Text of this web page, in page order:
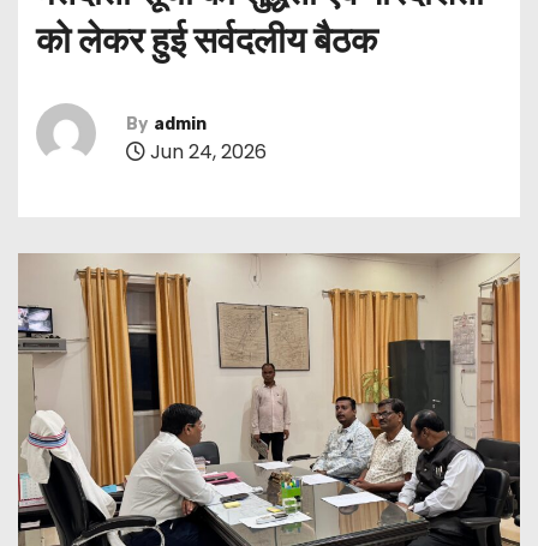
को लेकर हुई सर्वदलीय बैठक
By admin
Jun 24, 2026